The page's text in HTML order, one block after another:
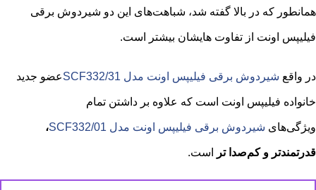
همانطور که در بالا گفته شد، شباهت‌های این دو شیردوش برقی
فیلیپس اونت از تفاوت هایشان بیشتر است.
در واقع شیردوش برقی فیلیپس اونت مدل SCF332/31 عضو جدید
خانواده فیلیپس اونت است که علاوه بر داشتن تمام
ویژگی‌های شیردوش برقی فیلیپس اونت مدل SCF332/01 ،
قدرتمندتر و کم‌صدا تر است.